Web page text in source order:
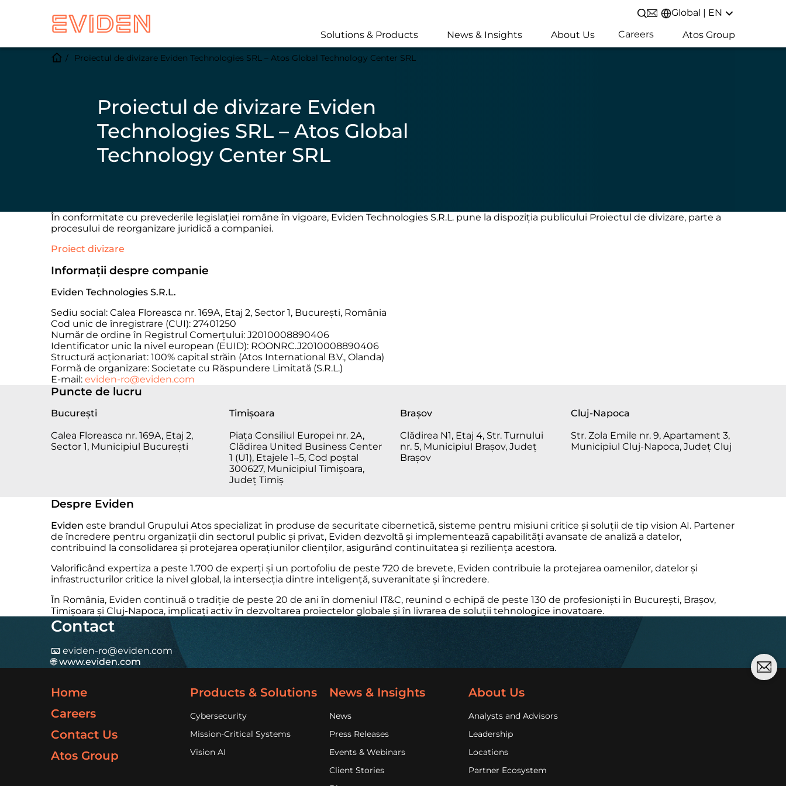
main
content
Open/Close search
Global | EN
Solutions & Products News & Insights About Us Careers Atos Group
Proiectul de divizare Eviden Technologies SRL – Atos Global Technology Center SRL
Proiectul de divizare Eviden
Technologies SRL – Atos Global
Technology Center SRL
În conformitate cu prevederile legislației române în vigoare, Eviden Technologies S.R.L. pune la dispoziția publicului Proiectul de divizare, parte a
procesului de reorganizare juridică a companiei.
Proiect divizare
Informații despre companie
Eviden Technologies S.R.L.
Sediu social: Calea Floreasca nr. 169A, Etaj 2, Sector 1, București, România
Cod unic de înregistrare (CUI): 27401250
Număr de ordine în Registrul Comerțului: J2010008890406
Identificator unic la nivel european (EUID): ROONRC.J2010008890406
Structură acționariat: 100% capital străin (Atos International B.V., Olanda)
Formă de organizare: Societate cu Răspundere Limitată (S.R.L.)
E-mail:eviden-ro@eviden.com
Puncte de lucru
București
Calea Floreasca nr. 169A, Etaj 2,
Sector 1, Municipiul București
Timișoara
Piața Consiliul Europei nr. 2A,
Clădirea United Business Center
1 (U1), Etajele 1–5, Cod poștal
300627, Municipiul Timișoara,
Județ Timiș
Brașov
Clădirea N1, Etaj 4, Str. Turnului
nr. 5, Municipiul Brașov, Județ
Brașov
Cluj-Napoca
Str. Zola Emile nr. 9, Apartament 3,
Municipiul Cluj-Napoca, Județ Cluj
Despre Eviden
Evideneste brandul Grupului Atos specializat în produse de securitate cibernetică, sisteme pentru misiuni critice și soluții de tip vision AI. Partener
de încredere pentru organizații din sectorul public și privat, Eviden dezvoltă și implementează capabilități avansate de analiză a datelor,
contribuind la consolidarea și protejarea operațiunilor clienților, asigurând continuitatea și reziliența acestora.
Valorificând expertiza a peste 1.700 de experți și un portofoliu de peste 720 de brevete, Eviden contribuie la protejarea oamenilor, datelor și
infrastructurilor critice la nivel global, la intersecția dintre inteligență, suveranitate și încredere.
În România, Eviden continuă o tradiție de peste 20 de ani în domeniul IT&C, reunind o echipă de peste 130 de profesioniști în București, Brașov,
Timișoara și Cluj-Napoca, implicați activ în dezvoltarea proiectelor globale și în livrarea de soluții tehnologice inovatoare.
Contact
📧eviden-ro@eviden.com
🌐www.eviden.com
Home
Careers
Contact Us
Atos Group
Products & Solutions
Cybersecurity
Mission-Critical Systems
Vision AI
News & Insights
News
Press Releases
Events & Webinars
Client Stories
About Us
Analysts and Advisors
Leadership
Locations
Partner Ecosystem